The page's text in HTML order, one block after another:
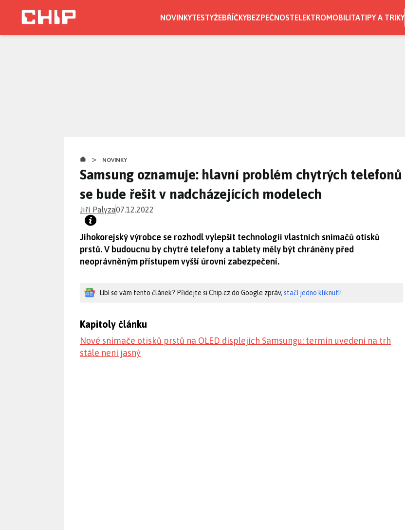
NOVINKYTESTYŽEBŘÍČKYBEZPEČNOSTELEKTROMOBILITATIPY A TRIKY
> NOVINKY
Samsung oznamuje: hlavní problém chytrých telefonů
se bude řešit v nadcházejících modelech
Jiří Palyza07.12.2022
Jihokorejský výrobce se rozhodl vylepšit technologii vlastních snímačů otisků
prstů. V budoucnu by chytré telefony a tablety měly být chráněny před
neoprávněným přístupem vyšší úrovní zabezpečení.
Líbí se vám tento článek? Přidejte si Chip.cz do Google zpráv, stačí jedno kliknutí!
Kapitoly článku
Nové snímače otisků prstů na OLED displejích Samsungu: termín uvedení na trh
stále není jasný